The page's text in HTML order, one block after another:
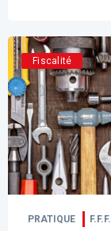
Fiscalité
PRATIQUE F.F.F.